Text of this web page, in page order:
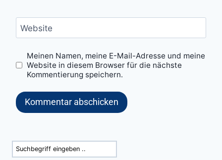
Website
Meinen Namen, meine E-Mail-Adresse und meine
Website in diesem Browser für die nächste
Kommentierung speichern.
Suchen